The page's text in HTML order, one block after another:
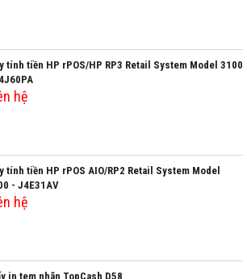
tính tiền HP rPOS/HP RP3 Retail System Model 3100
hệ
tính tiền HP rPOS AIO/RP2 Retail System Model
- J4E31AV
hệ
in tem nhãn TopCash D58